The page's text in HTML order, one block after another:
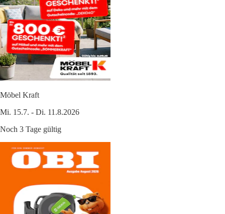
Möbel Kraft
Mi. 15.7. - Di. 11.8.2026
Noch 3 Tage gültig